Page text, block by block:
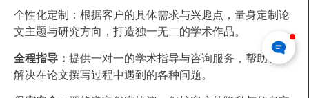
个性化定制：根据客户的具体需求与兴趣点，量身定制论
文主题与研究方向，打造独一无二的学术作品。
全程指导： 提供一对一的学术指导与咨询服务，帮助客户
解决在论文撰写过程中遇到的各种问题。